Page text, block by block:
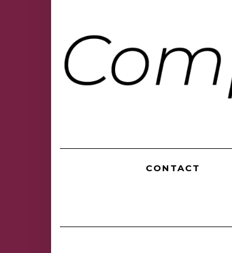
CONTACT